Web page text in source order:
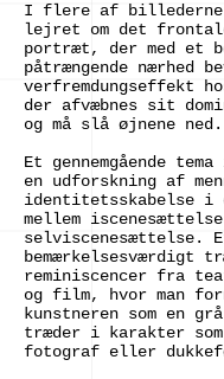
I flere af billederne
lejret om det
portræt, der med et
påtrængende nærhed
verfremdungseffekt
der afvæbnes sit
og må slå øjnene ned.
Et gennemgående
en udforskning af
identitetsskabelse i
mellem
selviscenesættelse.
bemærkelsesværdigt
reminiscencer fra
og film, hvor man
kunstneren som en
træder i karakter
fotograf eller